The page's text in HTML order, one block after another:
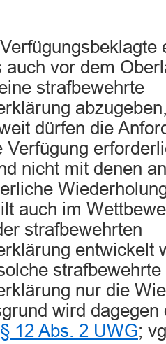
auch vor dem
strafbewehrte
dürfen die
Verfügung
nicht mit denen
auch im
strafbewehrten
entwickelt
strafbewehrte
nur die
wird
§ 12 Abs. 2 UWG;